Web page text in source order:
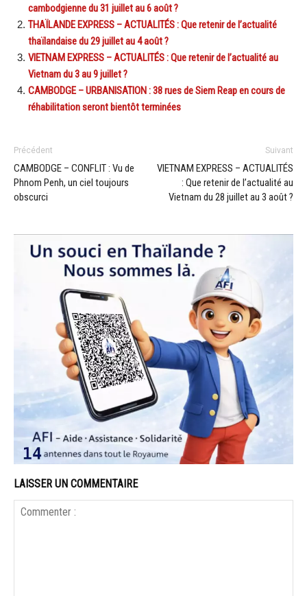
cambodgienne du 31 juillet au 6 août ?
THAÏLANDE EXPRESS – ACTUALITÉS : Que retenir de l’actualité
thaïlandaise du 29 juillet au 4 août ?
VIETNAM EXPRESS – ACTUALITÉS : Que retenir de l’actualité au
Vietnam du 3 au 9 juillet ?
CAMBODGE – URBANISATION : 38 rues de Siem Reap en cours de
réhabilitation seront bientôt terminées
Précédent
CAMBODGE – CONFLIT : Vu de
Phnom Penh, un ciel toujours
obscurci
Suivant
VIETNAM EXPRESS – ACTUALITÉS
: Que retenir de l’actualité au
Vietnam du 28 juillet au 3 août ?
LAISSER UN COMMENTAIRE